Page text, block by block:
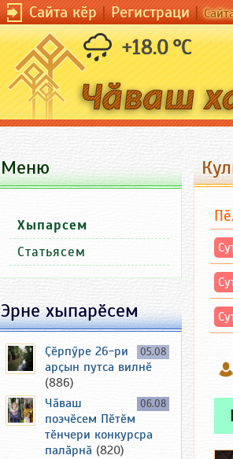
Сайта кӗр|Регистраци|
+18.0 °C
Меню
Хыпарсем
Статьясем
Эрне хыпарӗсем
05.08
Ҫӗрпӳре 26-ри
арҫын путса вилнӗ
(886)
06.08
Чӑваш
поэчӗсем Пӗтӗм
тӗнчери конкурсра
палӑрнӑ (820)